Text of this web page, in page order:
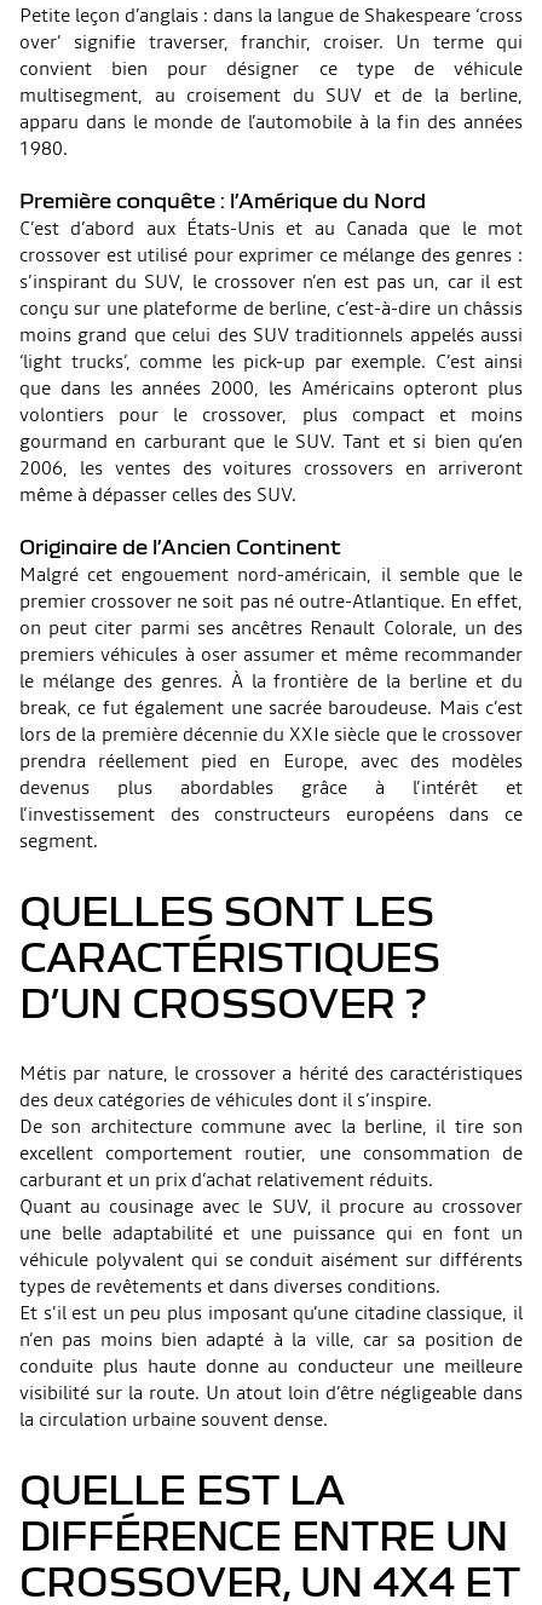
Petite leçon d’anglais : dans la langue de Shakespeare ‘cross
over’ signifie traverser, franchir, croiser. Un terme qui
convient bien pour désigner ce type de véhicule
multisegment, au croisement du SUV et de la berline,
apparu dans le monde de l’automobile à la fin des années
1980.
Première conquête : l’Amérique du Nord
C’est d’abord aux États-Unis et au Canada que le mot
crossover est utilisé pour exprimer ce mélange des genres :
s’inspirant du SUV, le crossover n’en est pas un, car il est
conçu sur une plateforme de berline, c’est-à-dire un châssis
moins grand que celui des SUV traditionnels appelés aussi
‘light trucks’, comme les pick-up par exemple. C’est ainsi
que dans les années 2000, les Américains opteront plus
volontiers pour le crossover, plus compact et moins
gourmand en carburant que le SUV. Tant et si bien qu’en
2006, les ventes des voitures crossovers en arriveront
même à dépasser celles des SUV.
Originaire de l’Ancien Continent
Malgré cet engouement nord-américain, il semble que le
premier crossover ne soit pas né outre-Atlantique. En effet,
on peut citer parmi ses ancêtres Renault Colorale, un des
premiers véhicules à oser assumer et même recommander
le mélange des genres. À la frontière de la berline et du
break, ce fut également une sacrée baroudeuse. Mais c’est
lors de la première décennie du XXIe siècle que le crossover
prendra réellement pied en Europe, avec des modèles
devenus plus abordables grâce à l’intérêt et
l’investissement des constructeurs européens dans ce
segment.
QUELLES SONT LES
CARACTÉRISTIQUES
D’UN CROSSOVER ?
Métis par nature, le crossover a hérité des caractéristiques
des deux catégories de véhicules dont il s’inspire.
De son architecture commune avec la berline, il tire son
excellent comportement routier, une consommation de
carburant et un prix d’achat relativement réduits.
Quant au cousinage avec le SUV, il procure au crossover
une belle adaptabilité et une puissance qui en font un
véhicule polyvalent qui se conduit aisément sur différents
types de revêtements et dans diverses conditions.
Et s’il est un peu plus imposant qu’une citadine classique, il
n’en pas moins bien adapté à la ville, car sa position de
conduite plus haute donne au conducteur une meilleure
visibilité sur la route. Un atout loin d’être négligeable dans
la circulation urbaine souvent dense.
QUELLE EST LA
DIFFÉRENCE ENTRE UN
CROSSOVER, UN 4X4 ET